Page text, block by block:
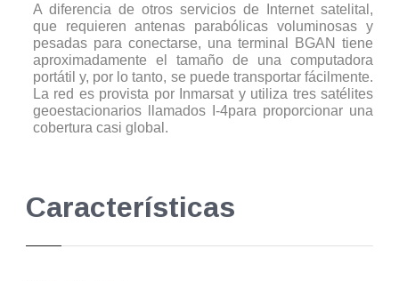
A diferencia de otros servicios de Internet satelital,
que requieren antenas parabólicas voluminosas y
pesadas para conectarse, una terminal BGAN tiene
aproximadamente el tamaño de una computadora
portátil y, por lo tanto, se puede transportar fácilmente.
La red es provista por Inmarsat y utiliza tres satélites
geoestacionarios llamados I-4para proporcionar una
cobertura casi global.
Características